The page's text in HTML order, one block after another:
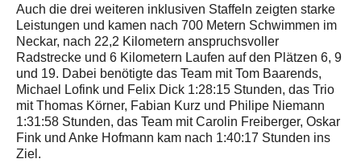
Auch die drei weiteren inklusiven Staffeln zeigten starke
Leistungen und kamen nach 700 Metern Schwimmen im
Neckar, nach 22,2 Kilometern anspruchsvoller
Radstrecke und 6 Kilometern Laufen auf den Plätzen 6, 9
und 19. Dabei benötigte das Team mit Tom Baarends,
Michael Lofink und Felix Dick 1:28:15 Stunden, das Trio
mit Thomas Körner, Fabian Kurz und Philipe Niemann
1:31:58 Stunden, das Team mit Carolin Freiberger, Oskar
Fink und Anke Hofmann kam nach 1:40:17 Stunden ins
Ziel.